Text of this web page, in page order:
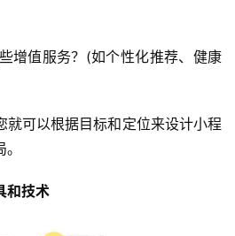
增值服务？(如个性化推荐、健康
就可以根据目标和定位来设计小程
和技术